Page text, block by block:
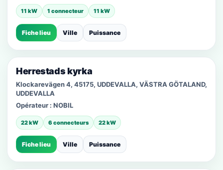
11 kW 1 connecteur 11 kW
Fiche lieu Ville Puissance
Herrestads kyrka
Klockarevägen 4, 45175, UDDEVALLA, VÄSTRA GÖTALAND,
UDDEVALLA
Opérateur : NOBIL
22 kW 6 connecteurs 22 kW
Fiche lieu Ville Puissance